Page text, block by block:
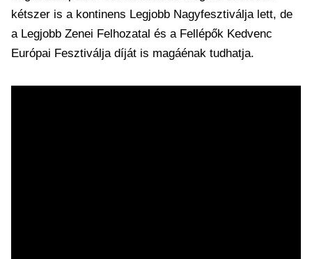
kétszer is a kontinens Legjobb Nagyfesztiválja lett, de
a Legjobb Zenei Felhozatal és a Fellépők Kedvenc
Európai Fesztiválja díját is magáénak tudhatja.